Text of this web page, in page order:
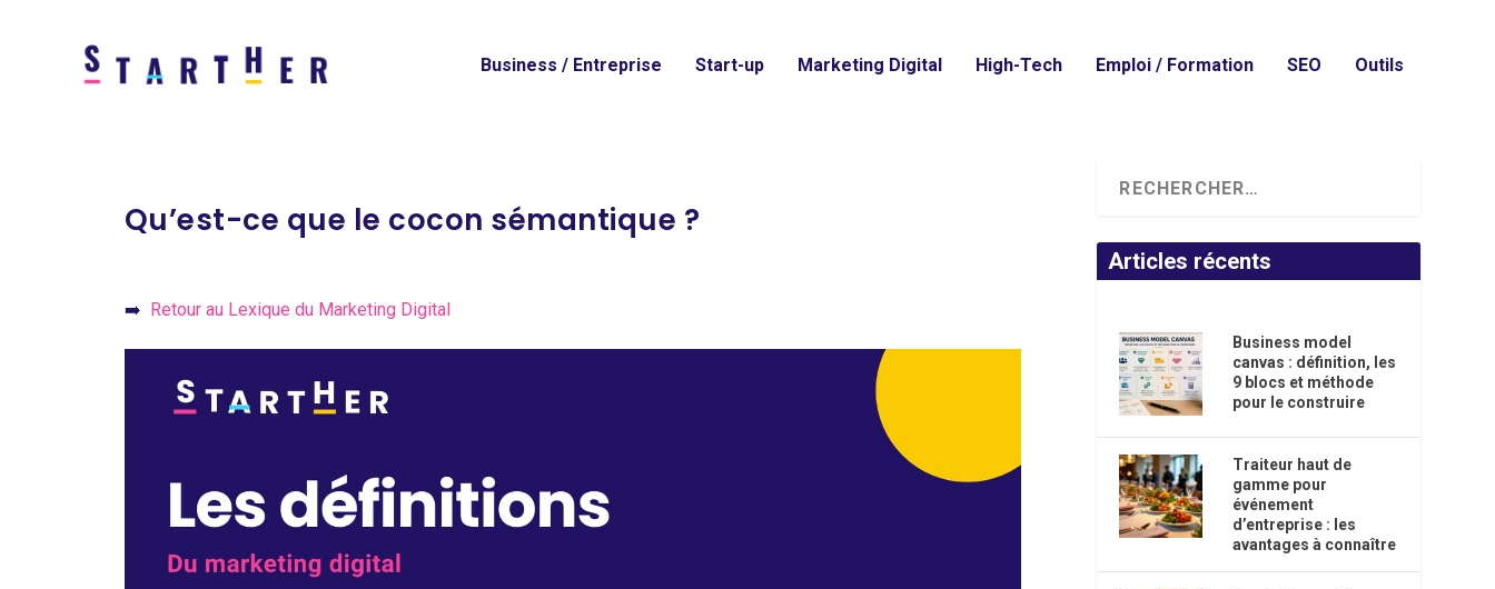
Business / Entreprise Start-up Marketing Digital High-Tech Emploi / Formation SEO Outils
Qu’est-ce que le cocon sémantique ?
➡️ Retour au Lexique du Marketing Digital
Articles récents
Business model
canvas : définition, les
9 blocs et méthode
pour le construire
Traiteur haut de
gamme pour
événement
d’entreprise : les
avantages à connaître